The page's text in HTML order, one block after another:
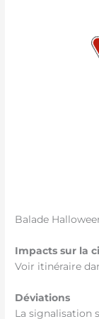
Balade
Impacts sur la
Voir itinéraire
Déviations
La signalisation